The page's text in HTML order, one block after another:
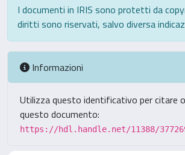
I documenti in IRIS sono protetti da
diritti sono riservati, salvo diversa
Informazioni
Utilizza questo identificativo per citare
questo documento:
https://hdl.handle.net/11388/